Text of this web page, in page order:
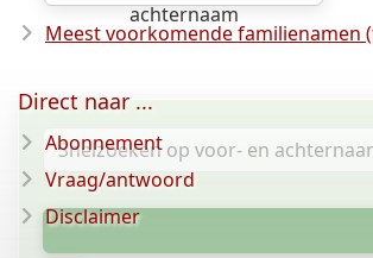
achternaam
Meest voorkomende familienamen
Direct naar ...
Abonnement
Vraag/antwoord
Disclaimer